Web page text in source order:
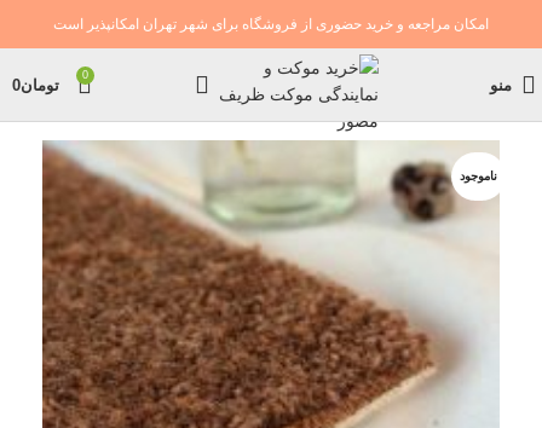
امکان مراجعه و خرید حضوری از فروشگاه برای شهر تهران امکانپذیر است
منو
0
تومان0
ناموجود